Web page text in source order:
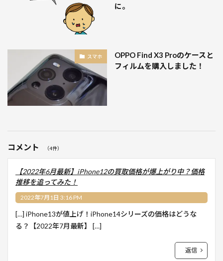
に。
スマホ
OPPO Find X3 Proのケースと
フィルムを購入しました！
コメント （4件）
【2022年6月最新】iPhone12の買取価格が爆上がり中？価格
推移を追ってみた！
2022年7月1日 3:16 PM
[…] iPhone13が値上げ！iPhone14シリーズの価格はどうな
る？【2022年7月最新】 […]
返信